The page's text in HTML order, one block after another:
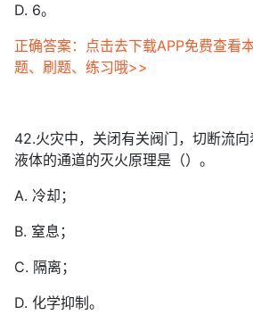
D. 6。
正确答案：点击去下载APP免费查看
题、刷题、练习哦>>
42.火灾中，关闭有关阀门，切断流
液体的通道的灭火原理是（）。
A. 冷却；
B. 窒息；
C. 隔离；
D. 化学抑制。